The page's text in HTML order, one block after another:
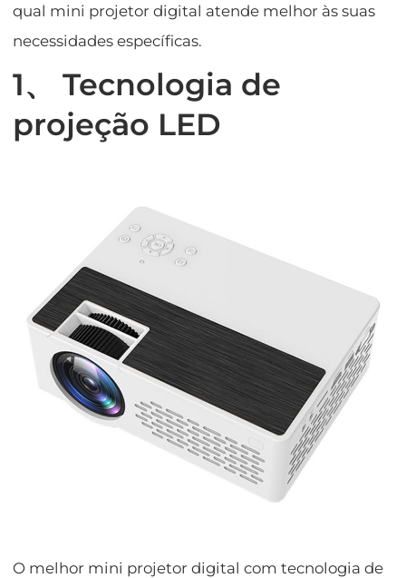
qual mini projetor digital atende melhor às suas
necessidades específicas.
1、 Tecnologia de
projeção LED
O melhor mini projetor digital com tecnologia de